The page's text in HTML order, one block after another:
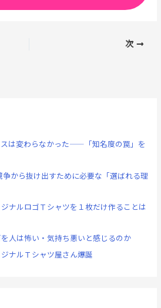
次
スは変わらなかった——「知名度の罠」を
争から抜け出すために必要な「選ばれる理
ナルロゴＴシャツを１枚だけ作ることは
人は怖い・気持ち悪いと感じるのか
ナルＴシャツ屋さん爆誕